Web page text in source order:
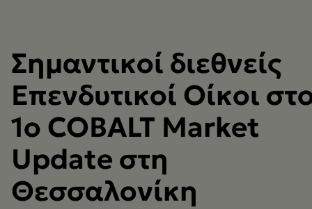
Σημαντικοί διεθνείς
Επενδυτικοί Οίκοι
1ο COBALT Market
Update στη
Θεσσαλονίκη